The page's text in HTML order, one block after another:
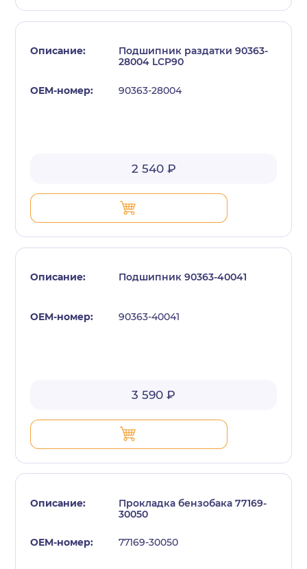
Подшипник раздатки 90363-
28004 LCP90
90363-28004
2 540 ₽
Подшипник 90363-40041
90363-40041
3 590 ₽
Прокладка бензобака 77169-
30050
77169-30050